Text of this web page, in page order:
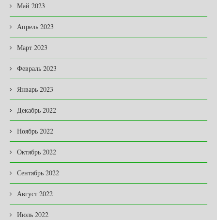
Май 2023
Апрель 2023
Март 2023
Февраль 2023
Январь 2023
Декабрь 2022
Ноябрь 2022
Октябрь 2022
Сентябрь 2022
Август 2022
Июль 2022